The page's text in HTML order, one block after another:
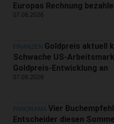
Europas Rechnung
07.08.2026
FINANZEN Goldpreis aktuell
Schwache US-
Goldpreis-Entwicklung an
07.08.2026
PANORAMA Vier
Entscheider diesen